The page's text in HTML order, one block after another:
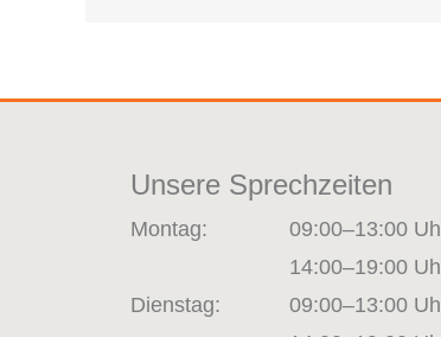
Unsere Sprechzeiten
Montag:
09:00–13:00
14:00–19:00
Dienstag:
09:00–13:00